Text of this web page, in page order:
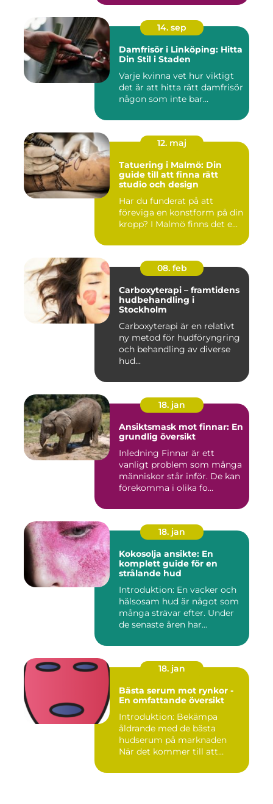
14. sep
Damfrisör i Linköping: Hitta
Din Stil i Staden
Varje kvinna vet hur viktigt
det är att hitta rätt damfrisör
någon som inte bar...
12. maj
Tatuering i Malmö: Din
guide till att finna rätt
studio och design
Har du funderat på att
föreviga en konstform på din
kropp? I Malmö finns det e...
08. feb
Carboxyterapi – framtidens
hudbehandling i
Stockholm
Carboxyterapi är en relativt
ny metod för hudföryngring
och behandling av diverse
hud...
18. jan
Ansiktsmask mot finnar: En
grundlig översikt
Inledning Finnar är ett
vanligt problem som många
människor står inför. De kan
förekomma i olika fo...
18. jan
Kokosolja ansikte: En
komplett guide för en
strålande hud
Introduktion: En vacker och
hälsosam hud är något som
många strävar efter. Under
de senaste åren har...
18. jan
Bästa serum mot rynkor -
En omfattande översikt
Introduktion: Bekämpa
åldrande med de bästa
hudserum på marknaden
När det kommer till att